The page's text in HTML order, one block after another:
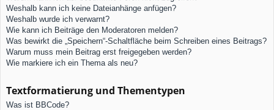
Weshalb kann ich keine Dateianhänge anfügen?
Weshalb wurde ich verwarnt?
Wie kann ich Beiträge den Moderatoren melden?
Was bewirkt die „Speichern“-Schaltfläche beim Schreiben eines Beitrags?
Warum muss mein Beitrag erst freigegeben werden?
Wie markiere ich ein Thema als neu?
Textformatierung und Thementypen
Was ist BBCode?